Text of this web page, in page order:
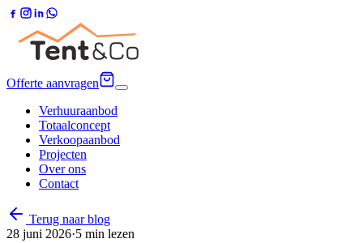
Offerte aanvragen
Verhuuraanbod
Totaalconcept
Verkoopaanbod
Projecten
Over ons
Contact
Terug naar blog
28 juni 2026·5 min lezen